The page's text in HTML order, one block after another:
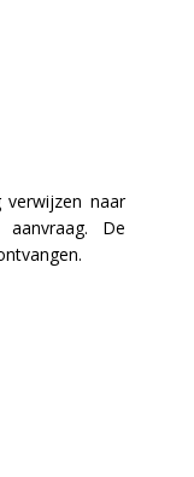
naar
De